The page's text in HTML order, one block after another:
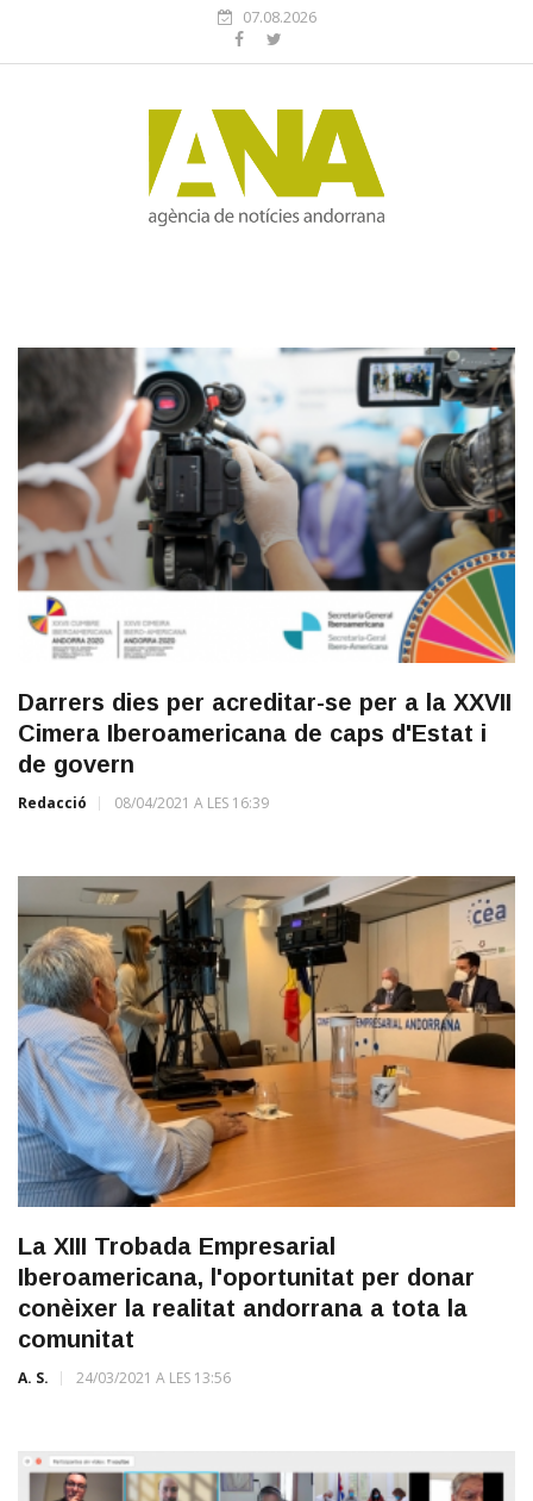
07.08.2026
Darrers dies per acreditar-se per a la XXVII
Cimera Iberoamericana de caps d'Estat i
de govern
Redacció 08/04/2021 A LES 16:39
La XIII Trobada Empresarial
Iberoamericana, l'oportunitat per donar
conèixer la realitat andorrana a tota la
comunitat
A. S. 24/03/2021 A LES 13:56